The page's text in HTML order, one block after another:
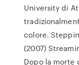
University di
colore.
(2007)
Dopo la morte